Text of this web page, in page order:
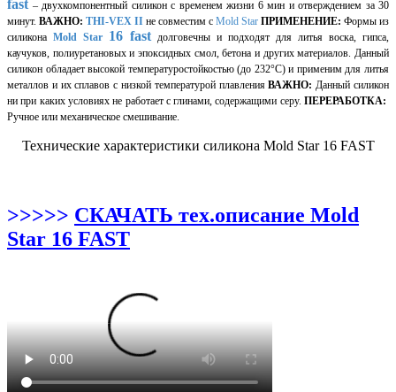
fast– двухкомпонентный силикон с временем жизни 6 мин и отверждением за 30
минут. ВАЖНО: THI-VEX II не совместим с Mold Star ПРИМЕНЕНИЕ: Формы из
силикона Mold Star 16 fastдолговечны и подходят для литья воска, гипса,
каучуков, полиуретановых и эпоксидных смол, бетона и других материалов. Данный
силикон обладает высокой температуростойкостью (до 232°C) и применим для литья
металлов и их сплавов с низкой температурой плавленияВАЖНО: Данный силикон
ни при каких условиях не работает с глинами, содержащими серу. ПЕРЕРАБОТКА:
Ручное или механическое смешивание.
Технические характеристики силикона Mold Star 16 FAST
>>>>> СКАЧАТЬ тех.описание Mold
Star 16 FAST